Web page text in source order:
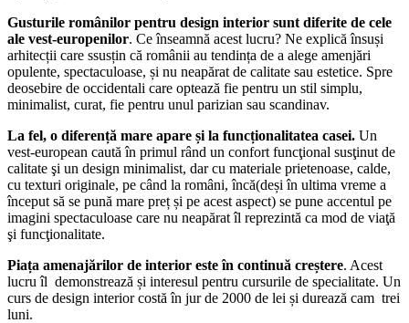
Gusturile românilor pentru design interior sunt diferite de cele
ale vest-europenilor. Ce înseamnă acest lucru? Ne explică însuși
arhitecții care ssusțin că românii au tendința de a alege amenjări
opulente, spectaculoase, și nu neapărat de calitate sau estetice. Spre
deosebire de occidentali care optează fie pentru un stil simplu,
minimalist, curat, fie pentru unul parizian sau scandinav.
La fel, o diferență mare apare și la funcționalitatea casei. Un
vest-european caută în primul rând un confort funcţional susţinut de
calitate şi un design minimalist, dar cu materiale prietenoase, calde,
cu texturi originale, pe când la români, încă(deși în ultima vreme a
început să se pună mare preț și pe acest aspect) se pune accentul pe
imagini spectaculoase care nu neapărat îl reprezintă ca mod de viaţă
şi funcţionalitate.
Piața amenajărilor de interior este în continuă creștere. Acest
lucru îl demonstrează și interesul pentru cursurile de specialitate. Un
curs de design interior costă în jur de 2000 de lei și durează cam trei
luni.